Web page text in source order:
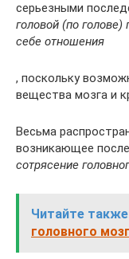
серьезными
головой (по голове)
себе отношения
, поскольку
вещества мозга и
Весьма
возникающее
сотрясение
Читайте
головного